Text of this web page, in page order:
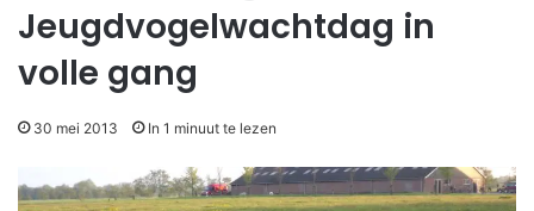
Jeugdvogelwachtdag in
volle gang
30 mei 2013 In 1 minuut te lezen